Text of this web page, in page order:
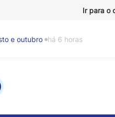
Ir para o
e outubro há 6 horas